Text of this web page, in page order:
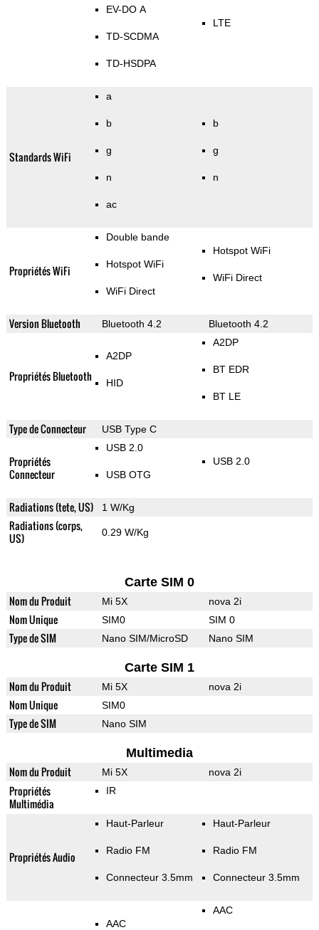
EV-DO A
TD-SCDMA
TD-HSDPA
LTE
Standards WiFi
a
b
g
n
ac
b
g
n
Propriétés WiFi
Double bande
Hotspot WiFi
WiFi Direct
Hotspot WiFi
WiFi Direct
Version Bluetooth Bluetooth 4.2 Bluetooth 4.2
Propriétés Bluetooth
A2DP
HID
A2DP
BT EDR
BT LE
Type de Connecteur USB Type C
Propriétés
Connecteur
USB 2.0
USB OTG
USB 2.0
Radiations (tete, US) 1 W/Kg
Radiations (corps,
US)
0.29 W/Kg
Carte SIM 0
Nom du Produit Mi 5X nova 2i
Nom Unique SIM0 SIM 0
Type de SIM Nano SIM/MicroSD Nano SIM
Carte SIM 1
Nom du Produit Mi 5X nova 2i
Nom Unique SIM0
Type de SIM Nano SIM
Multimedia
Nom du Produit Mi 5X nova 2i
Propriétés
Multimédia
IR
Propriétés Audio
Haut-Parleur
Radio FM
Connecteur 3.5mm
Haut-Parleur
Radio FM
Connecteur 3.5mm
AAC
AAC